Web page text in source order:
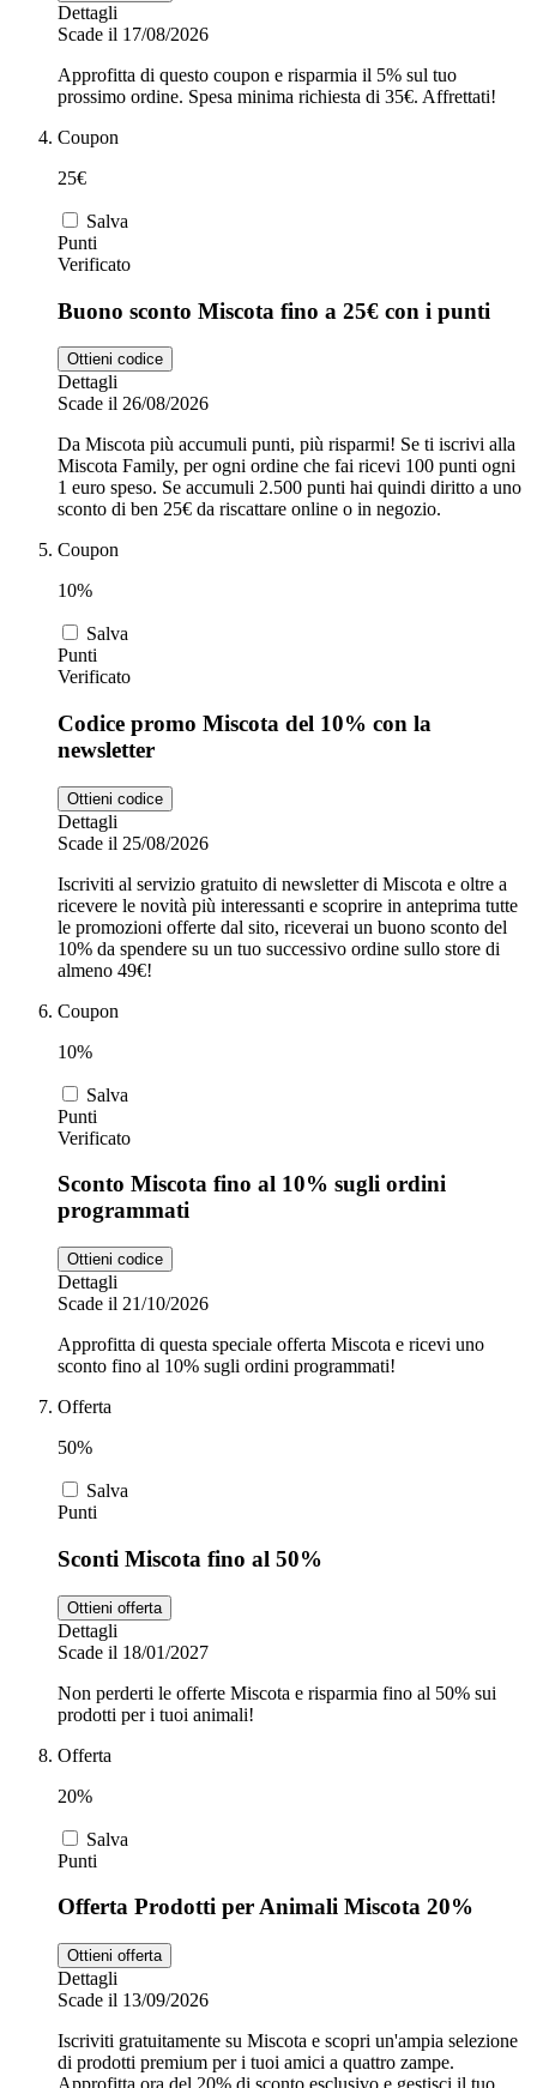
Dettagli
Scade il 17/08/2026
Approfitta di questo coupon e risparmia il 5% sul tuo
prossimo ordine. Spesa minima richiesta di 35€. Affrettati!
Coupon
25€
Salva
Punti
Verificato
Buono sconto Miscota fino a 25€ con i punti
Ottieni codice
Dettagli
Scade il 26/08/2026
Da Miscota più accumuli punti, più risparmi! Se ti iscrivi alla
Miscota Family, per ogni ordine che fai ricevi 100 punti ogni
1 euro speso. Se accumuli 2.500 punti hai quindi diritto a uno
sconto di ben 25€ da riscattare online o in negozio.
Coupon
10%
Salva
Punti
Verificato
Codice promo Miscota del 10% con la
newsletter
Ottieni codice
Dettagli
Scade il 25/08/2026
Iscriviti al servizio gratuito di newsletter di Miscota e oltre a
ricevere le novità più interessanti e scoprire in anteprima tutte
le promozioni offerte dal sito, riceverai un buono sconto del
10% da spendere su un tuo successivo ordine sullo store di
almeno 49€!
Coupon
10%
Salva
Punti
Verificato
Sconto Miscota fino al 10% sugli ordini
programmati
Ottieni codice
Dettagli
Scade il 21/10/2026
Approfitta di questa speciale offerta Miscota e ricevi uno
sconto fino al 10% sugli ordini programmati!
Offerta
50%
Salva
Punti
Sconti Miscota fino al 50%
Ottieni offerta
Dettagli
Scade il 18/01/2027
Non perderti le offerte Miscota e risparmia fino al 50% sui
prodotti per i tuoi animali!
Offerta
20%
Salva
Punti
Offerta Prodotti per Animali Miscota 20%
Ottieni offerta
Dettagli
Scade il 13/09/2026
Iscriviti gratuitamente su Miscota e scopri un'ampia selezione
di prodotti premium per i tuoi amici a quattro zampe.
Approfitta ora del 20% di sconto esclusivo e gestisci il tuo